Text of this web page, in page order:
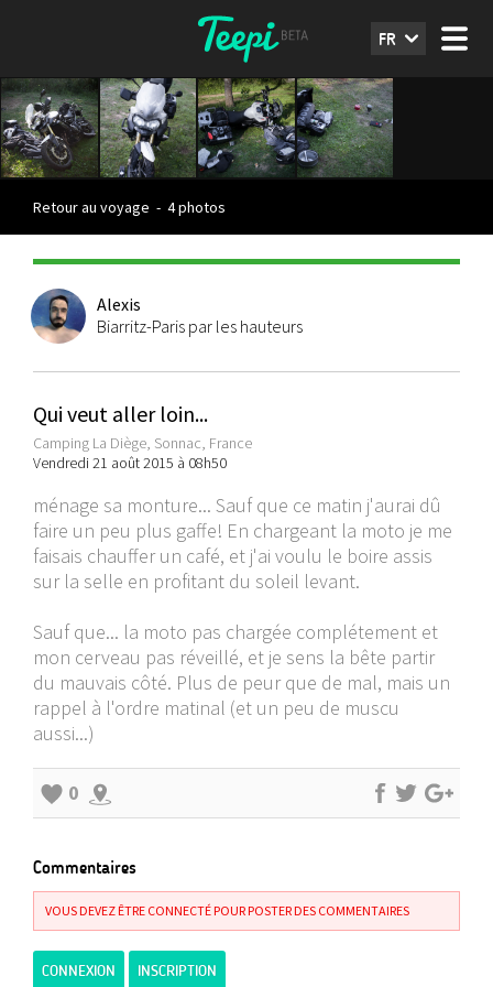
FR
Retour au voyage - 4 photos
Alexis
Biarritz-Paris par les hauteurs
Qui veut aller loin...
Camping La Diège, Sonnac, France
Vendredi 21 août 2015 à 08h50
ménage sa monture... Sauf que ce matin j'aurai dû
faire un peu plus gaffe! En chargeant la moto je me
faisais chauffer un café, et j'ai voulu le boire assis
sur la selle en profitant du soleil levant.
Sauf que... la moto pas chargée complétement et
mon cerveau pas réveillé, et je sens la bête partir
du mauvais côté. Plus de peur que de mal, mais un
rappel à l'ordre matinal (et un peu de muscu
aussi...)
0
Commentaires
VOUS DEVEZ ÊTRE CONNECTÉ POUR POSTER DES COMMENTAIRES
CONNEXION INSCRIPTION